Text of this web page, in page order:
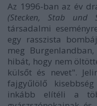
Az 1996-ban az év
(Stecken, Stab und
társadalmi
egy rasszista
meg
hibát, hogy nem
külsőt és nevet".
fajgyűlölő
inkább elítéli a